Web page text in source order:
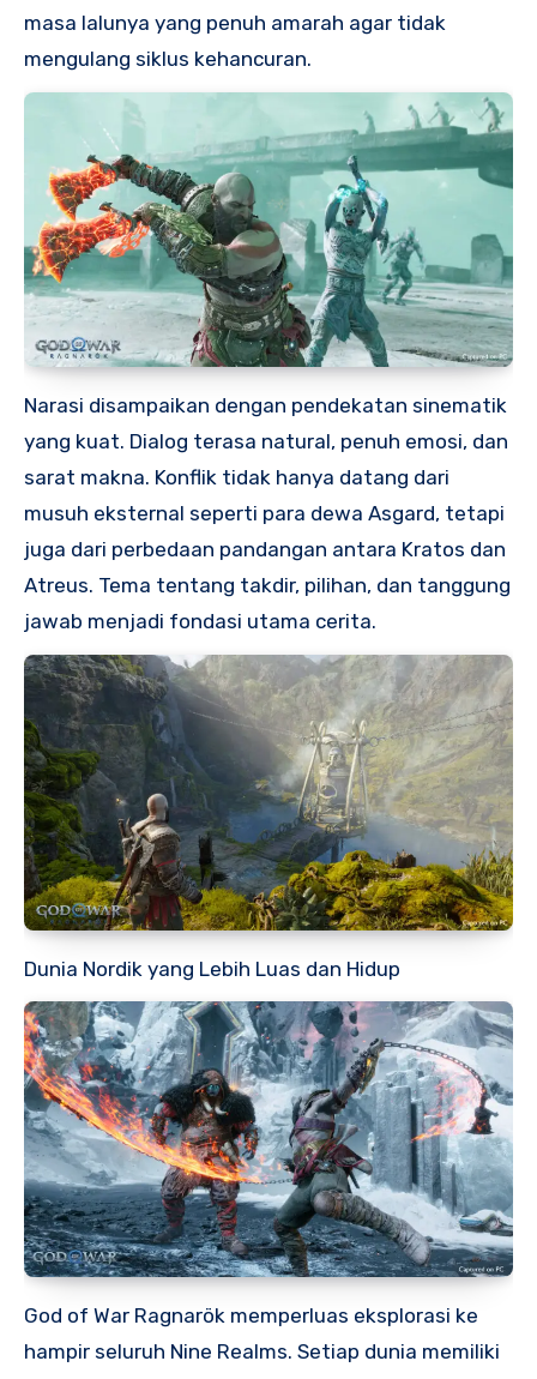
masa lalunya yang penuh amarah agar tidak
mengulang siklus kehancuran.
Narasi disampaikan dengan pendekatan sinematik
yang kuat. Dialog terasa natural, penuh emosi, dan
sarat makna. Konflik tidak hanya datang dari
musuh eksternal seperti para dewa Asgard, tetapi
juga dari perbedaan pandangan antara Kratos dan
Atreus. Tema tentang takdir, pilihan, dan tanggung
jawab menjadi fondasi utama cerita.
Dunia Nordik yang Lebih Luas dan Hidup
God of War Ragnarök memperluas eksplorasi ke
hampir seluruh Nine Realms. Setiap dunia memiliki